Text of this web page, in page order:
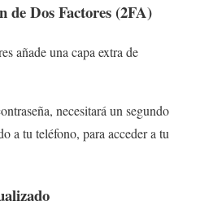
Dos Factores (2FA)
añade una capa extra de
necesitará un segundo
a tu teléfono, para acceder a tu